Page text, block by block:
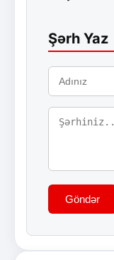
Şərh Yaz
Göndər